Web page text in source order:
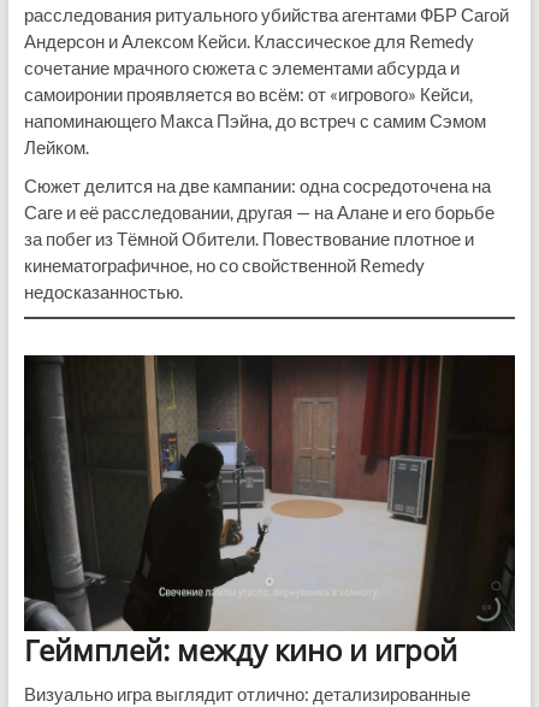
расследования ритуального убийства агентами ФБР Сагой
Андерсон и Алексом Кейси. Классическое для Remedy
сочетание мрачного сюжета с элементами абсурда и
самоиронии проявляется во всём: от «игрового» Кейси,
напоминающего Макса Пэйна, до встреч с самим Сэмом
Лейком.
Сюжет делится на две кампании: одна сосредоточена на
Саге и её расследовании, другая — на Алане и его борьбе
за побег из Тёмной Обители. Повествование плотное и
кинематографичное, но со свойственной Remedy
недосказанностью.
Геймплей: между кино и игрой
Визуально игра выглядит отлично: детализированные